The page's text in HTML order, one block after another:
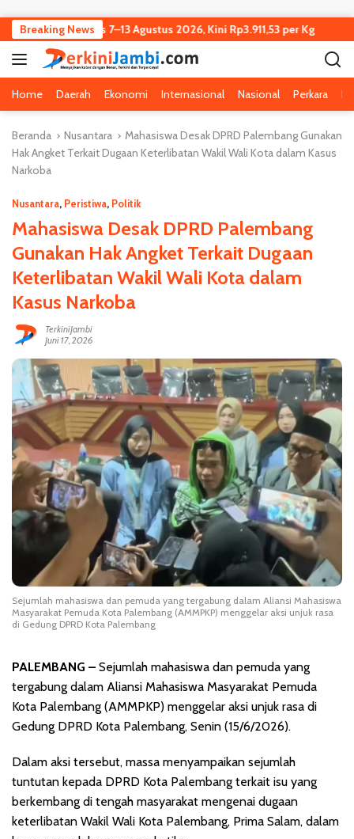
Breaking News
Turun Tipis 7–13 Agustus 2026, Kini Rp3.911,53 per Kg
Home Daerah Ekonomi Internasional Nasional Perkara
Beranda Nusantara
Mahasiswa Desak DPRD Palembang Gunakan
Hak Angket Terkait Dugaan Keterlibatan Wakil Wali Kota dalam Kasus
Narkoba
Nusantara, Peristiwa, Politik
Mahasiswa Desak DPRD Palembang
Gunakan Hak Angket Terkait Dugaan
Keterlibatan Wakil Wali Kota dalam
Kasus Narkoba
TerkiniJambi
Juni 17, 2026
Sejumlah mahasiswa dan pemuda yang tergabung dalam Aliansi Mahasiswa
Masyarakat Pemuda Kota Palembang (AMMPKP) menggelar aksi unjuk rasa
di Gedung DPRD Kota Palembang
PALEMBANG – Sejumlah mahasiswa dan pemuda yang
tergabung dalam Aliansi Mahasiswa Masyarakat Pemuda
Kota Palembang (AMMPKP) menggelar aksi unjuk rasa di
Gedung DPRD Kota Palembang, Senin (15/6/2026).
Dalam aksi tersebut, massa menyampaikan sejumlah
tuntutan kepada DPRD Kota Palembang terkait isu yang
berkembang di tengah masyarakat mengenai dugaan
keterlibatan Wakil Wali Kota Palembang, Prima Salam, dalam